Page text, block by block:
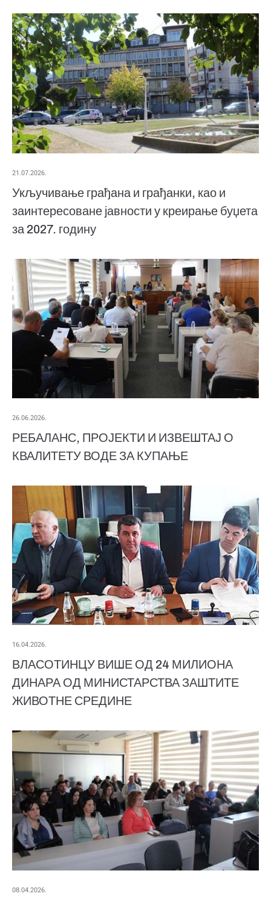
21.07.2026.
Укључивање грађана и грађанки, као и
заинтересоване јавности у креирање буџета
за 2027. годину
26.06.2026.
РЕБАЛАНС, ПРОЈЕКТИ И ИЗВЕШТАЈ О
КВАЛИТЕТУ ВОДЕ ЗА КУПАЊЕ
16.04.2026.
ВЛАСОТИНЦУ ВИШЕ ОД 24 МИЛИОНА
ДИНАРА ОД МИНИСТАРСТВА ЗАШТИТЕ
ЖИВОТНЕ СРЕДИНЕ
08.04.2026.